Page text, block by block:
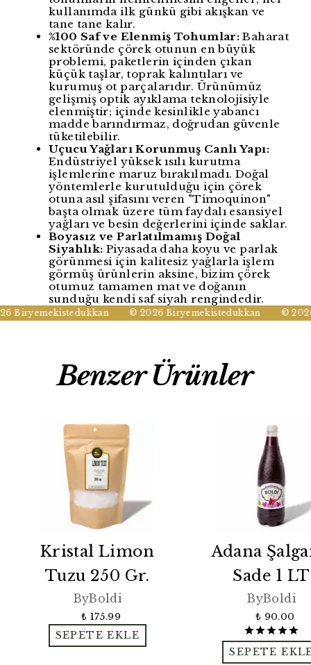
kullanımda ilk günkü gibi akışkan ve
tane tane kalır.
%100 Saf ve Elenmiş Tohumlar: Baharat
sektöründe çörek otunun en büyük
problemi, paketlerin içinden çıkan
küçük taşlar, toprak kalıntıları ve
kurumuş ot parçalarıdır. Ürünümüz
gelişmiş optik ayıklama teknolojisiyle
elenmiştir; içinde kesinlikle yabancı
madde barındırmaz, doğrudan güvenle
tüketilebilir.
Uçucu Yağları Korunmuş Canlı Yapı:
Endüstriyel yüksek ısılı kurutma
işlemlerine maruz bırakılmadı. Doğal
yöntemlerle kurutulduğu için çörek
otuna asıl şifasını veren "Timoquinon"
başta olmak üzere tüm faydalı esansiyel
yağları ve besin değerlerini içinde saklar.
Boyasız ve Parlatılmamış Doğal
Siyahlık: Piyasada daha koyu ve parlak
görünmesi için kalitesiz yağlarla işlem
görmüş ürünlerin aksine, bizim çörek
otumuz tamamen mat ve doğanın
sunduğu kendi saf siyah rengindedir.
Biryemekistedukkan © 2026 Biryemekistedukkan ©
Benzer Ürünler
Kristal Limon
Tuzu 250 Gr.
ByBoldi
₺ 175.99
SEPETE EKLE
Adana
Sade 1 LT
ByBoldi
₺ 90.00
SEPETE